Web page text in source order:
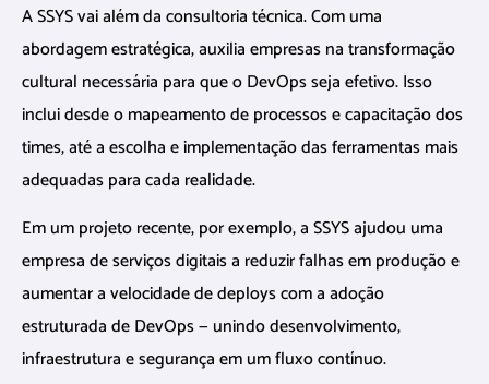
A SSYS vai além da consultoria técnica. Com uma
abordagem estratégica, auxilia empresas na transformação
cultural necessária para que o DevOps seja efetivo. Isso
inclui desde o mapeamento de processos e capacitação dos
times, até a escolha e implementação das ferramentas mais
adequadas para cada realidade.
Em um projeto recente, por exemplo, a SSYS ajudou uma
empresa de serviços digitais a reduzir falhas em produção e
aumentar a velocidade de deploys com a adoção
estruturada de DevOps — unindo desenvolvimento,
infraestrutura e segurança em um fluxo contínuo.